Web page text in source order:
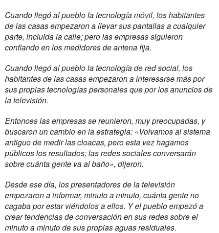
Cuando llegó al pueblo la tecnología móvil, los habitantes
de las casas empezaron a llevar sus pantallas a cualquier
parte, incluida la calle; pero las empresas siguieron
confiando en los medidores de antena fija.
Cuando llegó al pueblo la tecnología de red social, los
habitantes de las casas empezaron a interesarse más por
sus propias tecnologías personales que por los anuncios de
la televisión.
Entonces las empresas se reunieron, muy preocupadas, y
buscaron un cambio en la estrategia: «Volvamos al sistema
antiguo de medir las cloacas, pero esta vez hagamos
públicos los resultados; las redes sociales conversarán
sobre cuánta gente va al baño», dijeron.
Desde ese día, los presentadores de la televisión
empezaron a informar, minuto a minuto, cuánta gente no
cagaba por estar viéndolos a ellos. Y el pueblo empezó a
crear tendencias de conversación en sus redes sobre el
minuto a minuto de sus propias aguas residuales.